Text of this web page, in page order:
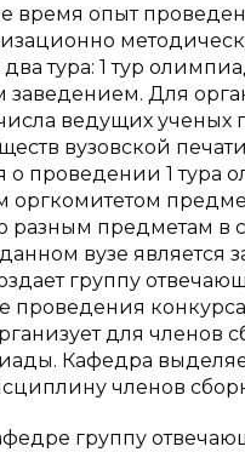
время опыт
тура: 1 тур
Для
ведущих
вузовской
о проведении 1 тура
предметам в
вузе
группу
проведения
для членов
Кафедра
членов
группу